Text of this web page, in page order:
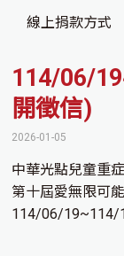
線上捐款方式
114/06/
開徵信)
2026-01-05
中華光點兒童重
第十屆愛無限可
114/06/19~114/